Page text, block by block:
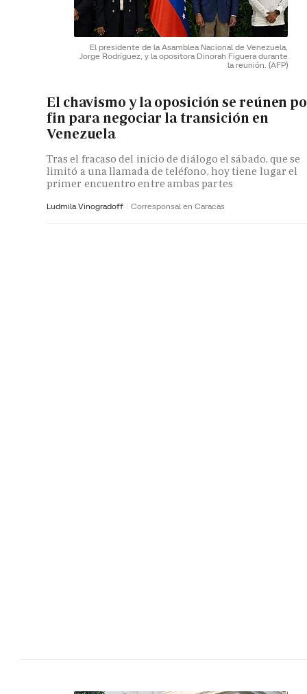
El presidente de la Asamblea Nacional de Venezuela,
Jorge Rodríguez, y la opositora Dinorah Figuera durante
la reunión. (AFP)
El chavismo y la oposición se reúnen
fin para negociar la transición en
Venezuela
Tras el fracaso del inicio de diálogo el sábado, que se
limitó a una llamada de teléfono, hoy tiene lugar el
primer encuentro entre ambas partes
Ludmila Vinogradoff Corresponsal en Caracas